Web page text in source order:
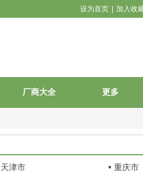
设为首页 加入收
厂商大全 更多
天津市 重庆市